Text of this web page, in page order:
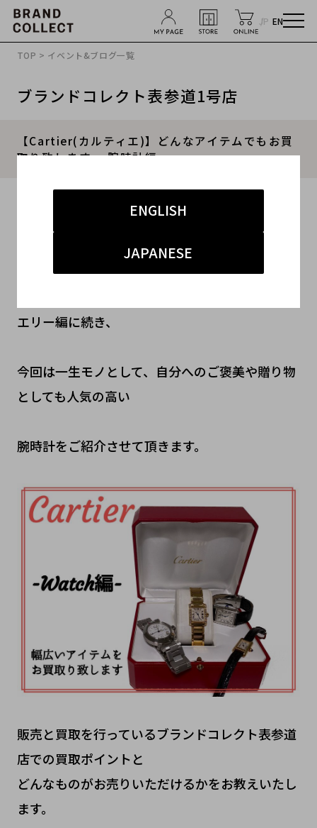
JP EN
ENGLISH
JAPANESE
TOP > イベント&ブログ一覧
ブランドコレクト表参道1号店
【Cartier(カルティエ)】どんなアイテムでもお買
取り致します。-腕時計編-
#カルティエ 買取
#カルティエ 買取 表参道
エリー編に続き、
今回は一生モノとして、自分へのご褒美や贈り物
としても人気の高い
腕時計をご紹介させて頂きます。
販売と買取を行っているブランドコレクト表参道
店での買取ポイントと
どんなものがお売りいただけるかをお教えいたし
ます。